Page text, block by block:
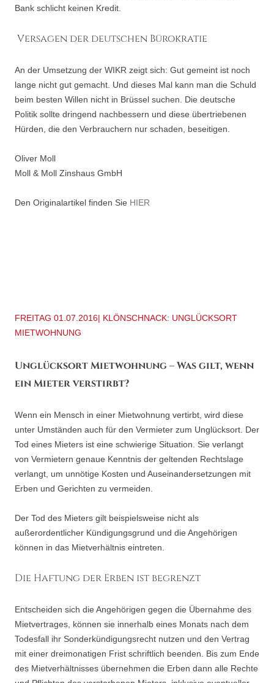
Bank schlicht keinen Kredit.
Versagen der deutschen Bürokratie
An der Umsetzung der WIKR zeigt sich: Gut gemeint ist noch
lange nicht gut gemacht. Und dieses Mal kann man die Schuld
beim besten Willen nicht in Brüssel suchen. Die deutsche
Politik sollte dringend nachbessern und diese übertriebenen
Hürden, die den Verbrauchern nur schaden, beseitigen.
Oliver Moll
Moll & Moll Zinshaus GmbH
Den Originalartikel finden Sie HIER
FREITAG 01.07.2016| KLÖNSCHNACK: UNGLÜCKSORT
MIETWOHNUNG
Unglücksort Mietwohnung – Was gilt, wenn
ein Mieter verstirbt?
Wenn ein Mensch in einer Mietwohnung vertirbt, wird diese
unter Umständen auch für den Vermieter zum Unglücksort. Der
Tod eines Mieters ist eine schwierige Situation. Sie verlangt
von Vermietern genaue Kenntnis der geltenden Rechtslage
verlangt, um unnötige Kosten und Auseinandersetzungen mit
Erben und Gerichten zu vermeiden.
Der Tod des Mieters gilt beispielsweise nicht als
außerordentlicher Kündigungsgrund und die Angehörigen
können in das Mietverhältnis eintreten.
Die Haftung der Erben ist begrenzt
Entscheiden sich die Angehörigen gegen die Übernahme des
Mietvertrages, können sie innerhalb eines Monats nach dem
Todesfall ihr Sonderkündigungsrecht nutzen und den Vertrag
mit einer dreimonatigen Frist schriftlich beenden. Bis zum Ende
des Mietverhältnisses übernehmen die Erben dann alle Rechte